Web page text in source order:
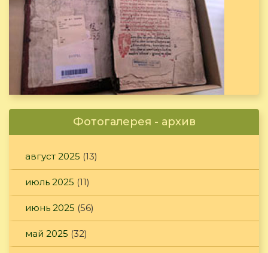
Фотогалерея - архив
август 2025 (13)
июль 2025 (11)
июнь 2025 (56)
май 2025 (32)